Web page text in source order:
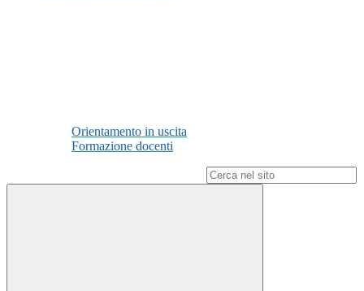
Orientamento in uscita
Formazione docenti